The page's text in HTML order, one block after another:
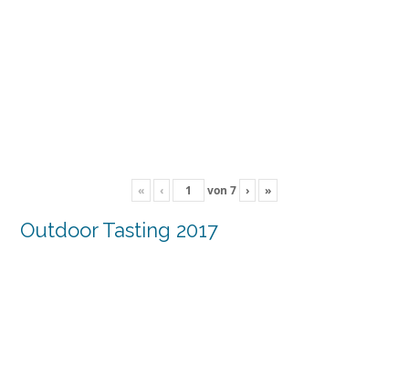
« ‹ von 7 › »
Outdoor Tasting 2017